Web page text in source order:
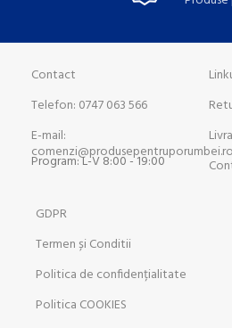
Contact
Telefon: 0747 063 566
E-mail:
comenzi@produsepentruporumbei.ro
Program: L-V 8:00 - 19:00
GDPR
Termen și Conditii
Politica de confidențialitate
Politica COOKIES